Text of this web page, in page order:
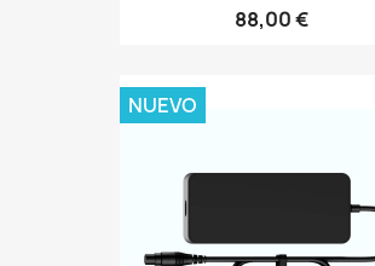
88,00 €
NUEVO